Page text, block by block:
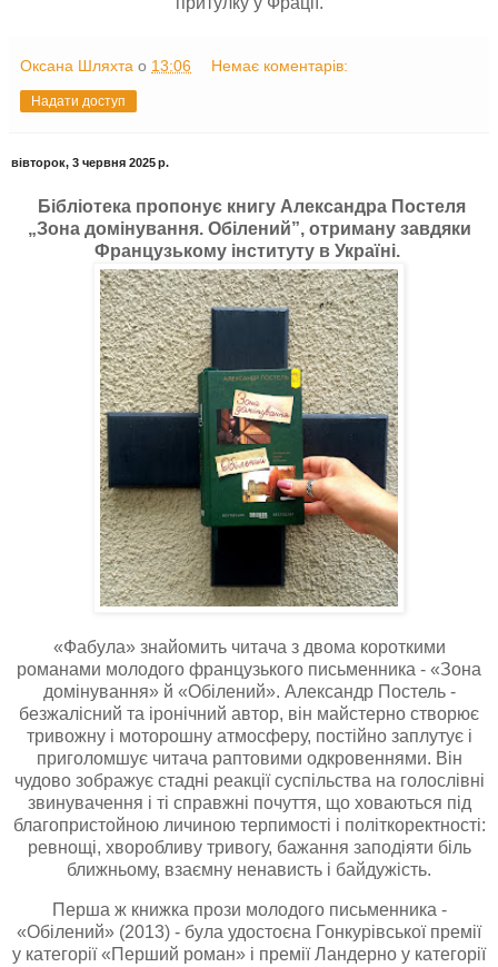
Оксана Шляхта о 13:06 Немає коментарів:
Надати доступ
вівторок, 3 червня 2025 р.
Бібліотека пропонує книгу Александра Постеля
„Зона домінування. Обілений”, отриману завдяки
Французькому інституту в Україні.
«Фабула» знайомить читача з двома короткими
романами молодого французького письменника - «Зона
домінування» й «Обілений». Александр Постель -
безжалісний та іронічний автор, він майстерно створює
тривожну і моторошну атмосферу, постійно заплутує і
приголомшує читача раптовими одкровеннями. Він
чудово зображує стадні реакції суспільства на голослівні
звинувачення і ті справжні почуття, що ховаються під
благопристойною личиною терпимості і політкоректності:
ревнощі, хворобливу тривогу, бажання заподіяти біль
ближньому, взаємну ненависть і байдужість.
Перша ж книжка прози молодого письменника -
«Обілений» (2013) - була удостоєна Гонкурівської премії
у категорії «Перший роман» і премії Ландерно у категорії